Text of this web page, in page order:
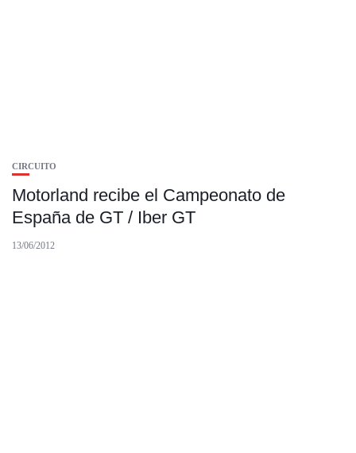
CIRCUITO
Motorland recibe el Campeonato de
España de GT / Iber GT
13/06/2012